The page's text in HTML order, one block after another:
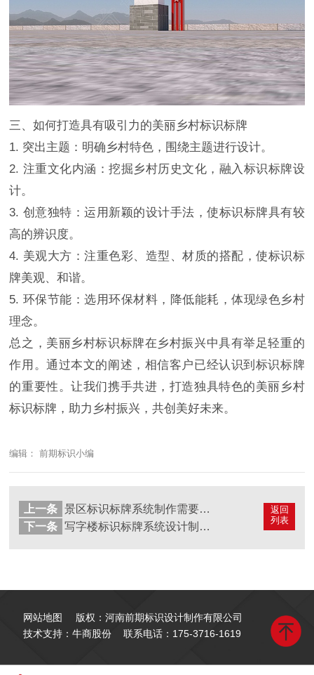
三、如何打造具有吸引力的美丽乡村标识标牌
1. 突出主题：明确乡村特色，围绕主题进行设计。
2. 注重文化内涵：挖掘乡村历史文化，融入标识标牌设
计。
3. 创意独特：运用新颖的设计手法，使标识标牌具有较
高的辨识度。
4. 美观大方：注重色彩、造型、材质的搭配，使标识标
牌美观、和谐。
5. 环保节能：选用环保材料，降低能耗，体现绿色乡村
理念。
总之，美丽乡村标识标牌在乡村振兴中具有举足轻重的
作用。通过本文的阐述，相信客户已经认识到标识标牌
的重要性。让我们携手共进，打造独具特色的美丽乡村
标识标牌，助力乡村振兴，共创美好未来。
编辑： 前期标识小编
返回
列表
上一条
景区标识标牌系统制作需要注意哪些要点？
下一条
写字楼标识标牌系统设计制作过程中需要哪些流程？
网站地图
版权：河南前期标识设计制作有限公司
技术支持：牛商股份
联系电话： 175-3716-1619